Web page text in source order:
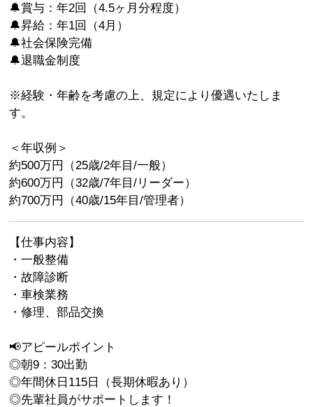
🔔賞与：年2回（4.5ヶ月分程度）
🔔昇給：年1回（4月）
🔔社会保険完備
🔔退職金制度
※経験・年齢を考慮の上、規定により優遇いたしま
す。
＜年収例＞
約500万円（25歳/2年目/一般）
約600万円（32歳/7年目/リーダー）
約700万円（40歳/15年目/管理者）
【仕事内容】
・一般整備
・故障診断
・車検業務
・修理、部品交換
📢アピールポイント
◎朝9：30出勤
◎年間休日115日（長期休暇あり）
◎先輩社員がサポートします！